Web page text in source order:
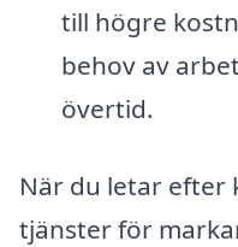
till högre
behov av
övertid.
När du letar efter
tjänster för